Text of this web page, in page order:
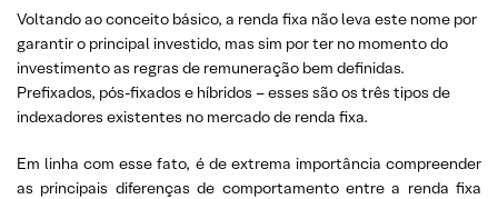
Voltando ao conceito básico, a renda fixa não leva este nome por
garantir o principal investido, mas sim por ter no momento do
investimento as regras de remuneração bem definidas.
Prefixados, pós-fixados e híbridos – esses são os três tipos de
indexadores existentes no mercado de renda fixa.
Em linha com esse fato, é de extrema importância compreender
as principais diferenças de comportamento entre a renda fixa